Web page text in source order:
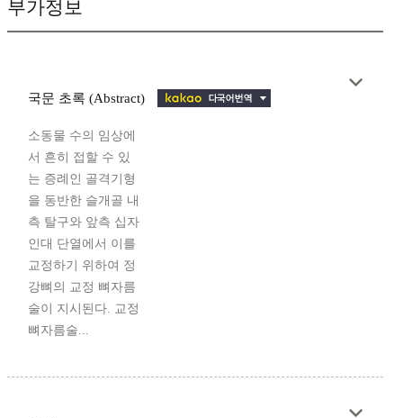
부가정보
국문 초록 (Abstract)
소동물 수의 임상에
서 흔히 접할 수 있
는 증례인 골격기형
을 동반한 슬개골 내
측 탈구와 앞측 십자
인대 단열에서 이를
교정하기 위하여 정
강뼈의 교정 뼈자름
술이 지시된다. 교정
뼈자름술...